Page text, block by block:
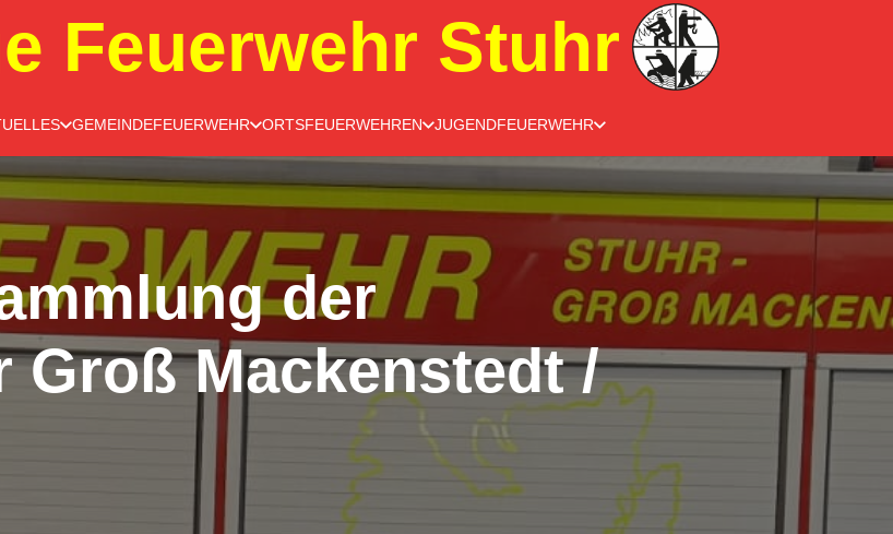
Feuerwehr Stuhr
GEMEINDEFEUERWEHR ORTSFEUERWEHREN JUGENDFEUERWEHR
der
Groß Mackenstedt /